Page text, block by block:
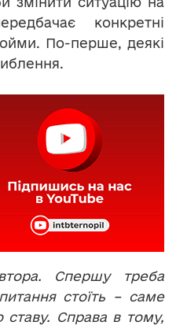
конкретні
По-перше, деякі
Спершу треба
стоїть – саме
ставу. Справа в тому,